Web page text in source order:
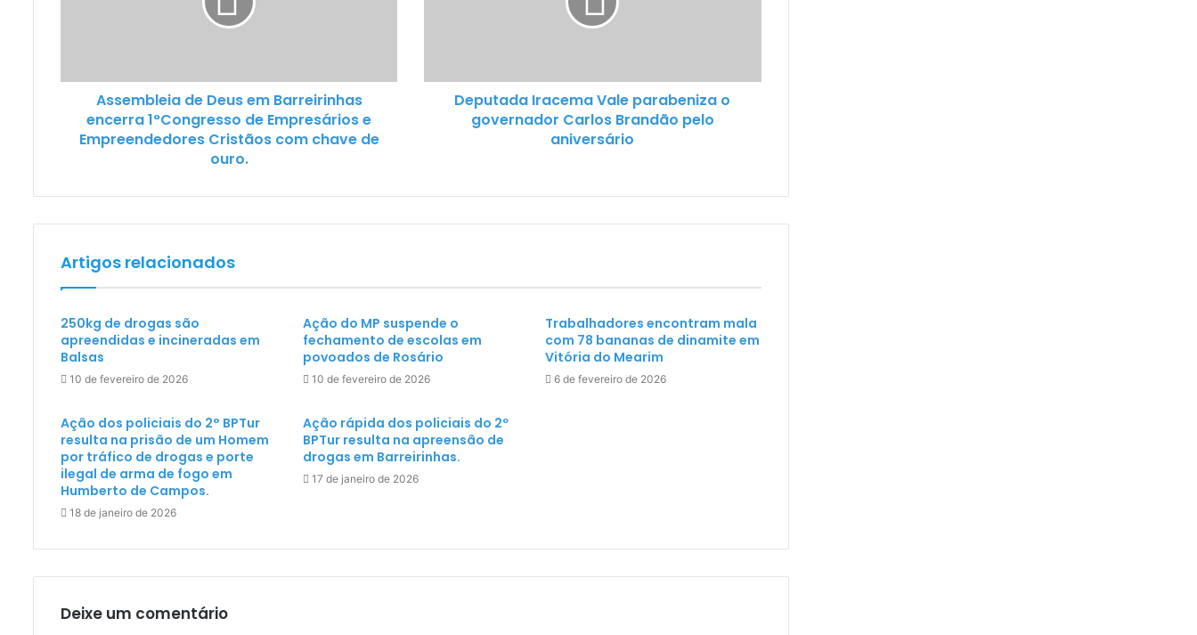
Assembleia de Deus em Barreirinhas
encerra 1°Congresso de Empresários e
Empreendedores Cristãos com chave de
ouro.
Deputada Iracema Vale parabeniza o
governador Carlos Brandão pelo
aniversário
Artigos relacionados
250kg de drogas são
apreendidas e incineradas em
Balsas
10 de fevereiro de 2026
Ação do MP suspende o
fechamento de escolas em
povoados de Rosário
10 de fevereiro de 2026
Trabalhadores encontram mala
com 78 bananas de dinamite em
Vitória do Mearim
6 de fevereiro de 2026
Ação dos policiais do 2° BPTur
resulta na prisão de um Homem
por tráfico de drogas e porte
ilegal de arma de fogo em
Humberto de Campos.
18 de janeiro de 2026
Ação rápida dos policiais do 2º
BPTur resulta na apreensão de
drogas em Barreirinhas.
17 de janeiro de 2026
Deixe um comentário